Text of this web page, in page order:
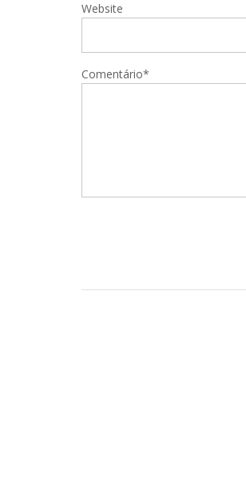
Website
Comentário*